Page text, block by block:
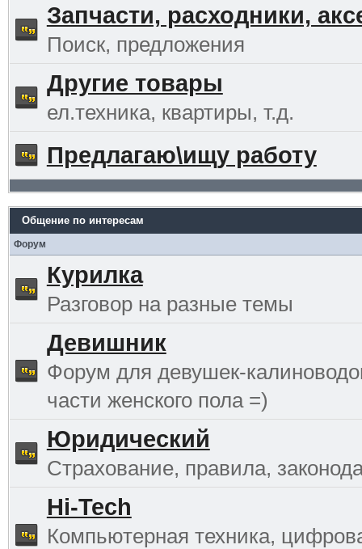
Запчасти, расходники,
Поиск, предложения
Другие товары
ел.техника, квартиры, т.д.
Предлагаю\ищу работу
Общение по интересам
Форум
Курилка
Разговор на разные темы
Девишник
Форум для девушек-
части женского пола =)
Юридический
Страхование, правила,
Hi-Tech
Компьютерная техника,